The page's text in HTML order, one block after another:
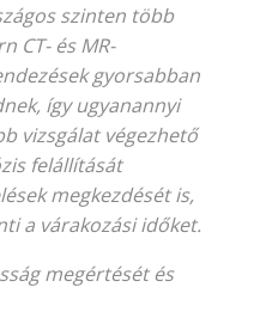
szinten több
CT- és MR-
gyorsabban
így ugyanannyi
vizsgálat végezhető
felállítását
megkezdését is,
a várakozási időket.
megértését és